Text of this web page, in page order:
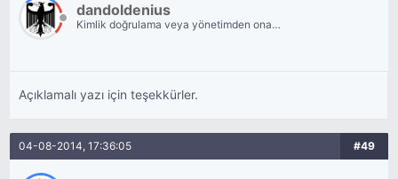
dandoldenius
Kimlik doğrulama veya yönetimden onay
Açıklamalı yazı için teşekkürler.
04-08-2014, 17:36:05 #49